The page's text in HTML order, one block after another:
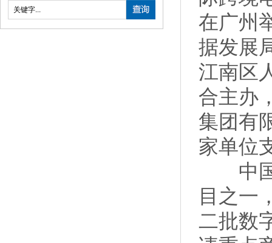
在广州
据发展
江南区
合主办
集团有
家单位
中国—
目之一
二批数